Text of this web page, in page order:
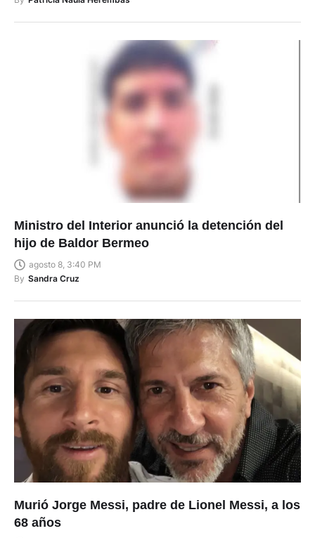
Ministro del Interior anunció la detención del
hijo de Baldor Bermeo
agosto 8, 3:40 PM
By Sandra Cruz
Murió Jorge Messi, padre de Lionel Messi, a los
68 años